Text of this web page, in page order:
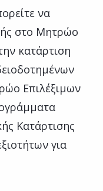
να
στο Μητρώο
κατάρτιση
Επιλέξιμων
Κατάρτισης
για